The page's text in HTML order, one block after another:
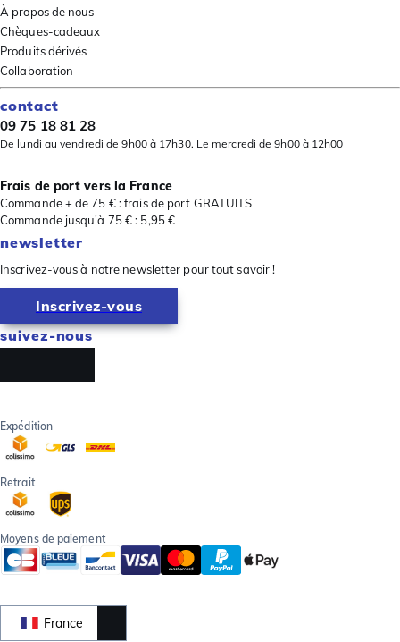
À propos de nous
Chèques-cadeaux
Produits dérivés
Collaboration
contact
09 75 18 81 28
De lundi au vendredi de 9h00 à 17h30. Le mercredi de 9h00 à 12h00
Frais de port vers la France
Commande + de 75 € : frais de port GRATUITS
Commande jusqu'à 75 € : 5,95 €
newsletter
Inscrivez-vous à notre newsletter pour tout savoir !
Inscrivez-vous
suivez-nous
Expédition
Retrait
Moyens de paiement
France